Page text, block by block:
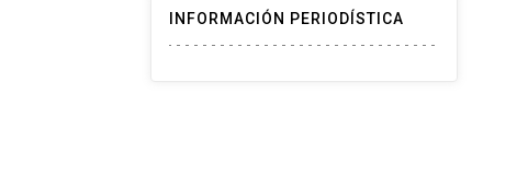
INFORMACIÓN PERIODÍSTICA